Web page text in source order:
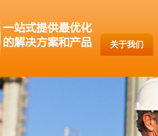
关于我们